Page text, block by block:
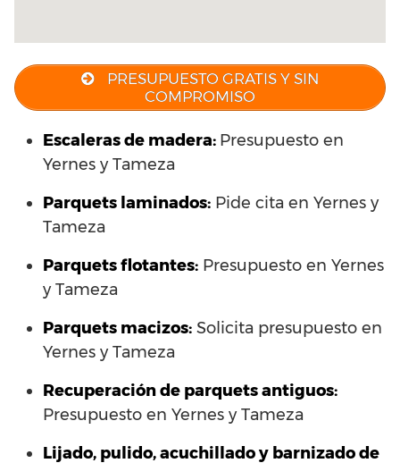
PRESUPUESTO GRATIS Y SIN
COMPROMISO
Escaleras de madera: Presupuesto en
Yernes y Tameza
Parquets laminados: Pide cita en Yernes y
Tameza
Parquets flotantes: Presupuesto en Yernes
y Tameza
Parquets macizos: Solicita presupuesto en
Yernes y Tameza
Recuperación de parquets antiguos:
Presupuesto en Yernes y Tameza
Lijado, pulido, acuchillado y barnizado de